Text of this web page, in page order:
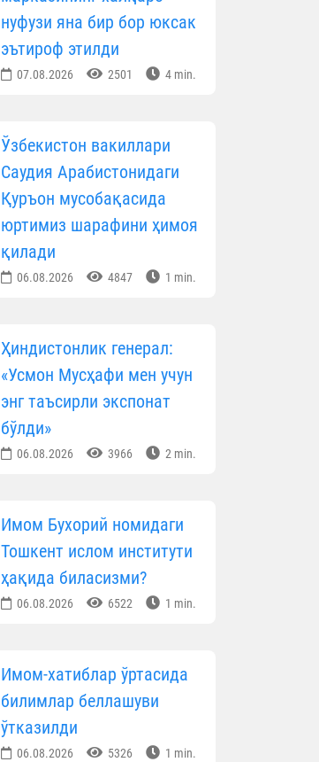
нуфузи яна бир бор юксак
эътироф этилди
07.08.2026 2501 4 min.
Ўзбекистон вакиллари
Саудия Арабистонидаги
Қуръон мусобақасида
юртимиз шарафини ҳимоя
қилади
06.08.2026 4847 1 min.
Ҳиндистонлик генерал:
«Усмон Мусҳафи мен учун
энг таъсирли экспонат
бўлди»
06.08.2026 3966 2 min.
Имом Бухорий номидаги
Тошкент ислом институти
ҳақида биласизми?
06.08.2026 6522 1 min.
Имом-хатиблар ўртасида
билимлар беллашуви
ўтказилди
06.08.2026 5326 1 min.